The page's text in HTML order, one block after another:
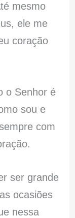
mesmo
ele me
coração
o Senhor é
sou e
com
ser grande
ocasiões
nessa